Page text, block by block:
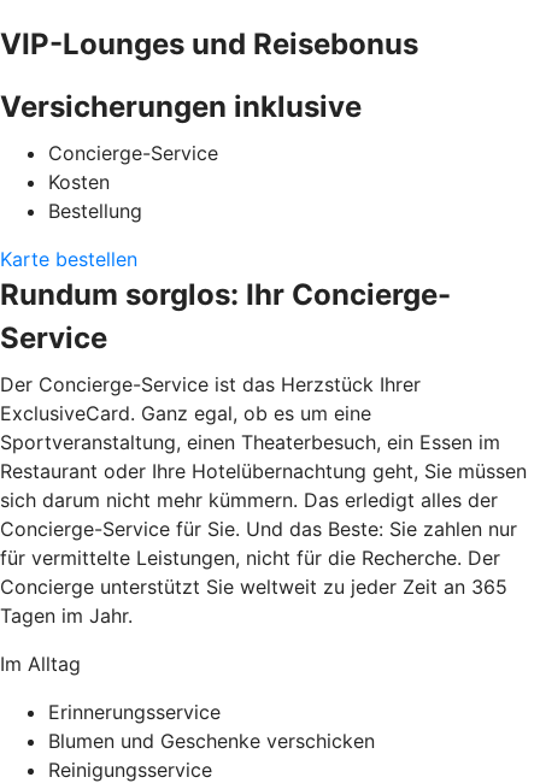
VIP-Lounges und Reisebonus
Versicherungen inklusive
Concierge-Service
Kosten
Bestellung
Karte bestellen
Rundum sorglos: Ihr Concierge-
Service
Der Concierge-Service ist das Herzstück Ihrer
ExclusiveCard. Ganz egal, ob es um eine
Sportveranstaltung, einen Theaterbesuch, ein Essen im
Restaurant oder Ihre Hotelübernachtung geht, Sie müssen
sich darum nicht mehr kümmern. Das erledigt alles der
Concierge-Service für Sie. Und das Beste: Sie zahlen nur
für vermittelte Leistungen, nicht für die Recherche. Der
Concierge unterstützt Sie weltweit zu jeder Zeit an 365
Tagen im Jahr.
Im Alltag
Erinnerungsservice
Blumen und Geschenke verschicken
Reinigungsservice